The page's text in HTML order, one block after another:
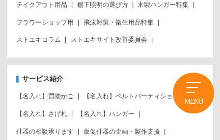
MENU
テイクアウト用品 棚下照明の選び方 木製ハンガー特集
フラワーショップ用 飛沫対策・衛生用品特集
ストエキコラム ストエキサイト改善委員会
サービス紹介
【名入れ】買物かご 【名入れ】ベルトパーティション
【名入れ】さげ札 【名入れ】ハンガー
什器の相談承ります 販促什器の企画・製作支援